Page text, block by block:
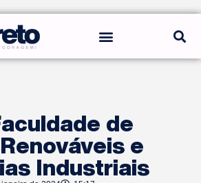
de
e
Industriais